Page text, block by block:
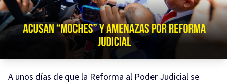
A unos días de que la Reforma al Poder Judicial se